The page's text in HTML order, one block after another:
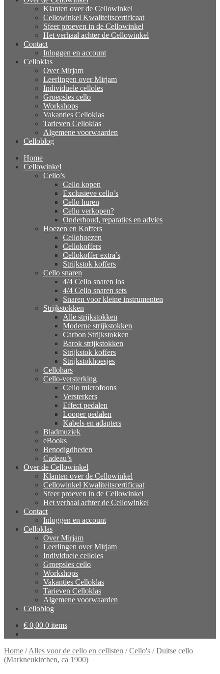
Klanten over de Cellowinkel
Cellowinkel Kwaliteitscertificaat
Sfeer proeven in de Cellowinkel
Het verhaal achter de Cellowinkel
Contact
Inloggen en account
Celloklas
Over Mirjam
Leerlingen over Mirjam
Individuele celloles
Groepsles cello
Workshops
Vakanties Celloklas
Tarieven Celloklas
Algemene voorwaarden
Celloblog
Home
Cellowinkel
Cello’s
Cello kopen
Exclusieve cello’s
Cello huren
Cello verkopen?
Onderhoud, reparaties en advies
Hoezen en Koffers
Cellohoezen
Cellokoffers
Cellokoffer extra’s
Strijkstok koffers
Cello snaren
4/4 Cello snaren los
4/4 Cello snaren sets
Snaren voor kleine instrumenten
Strijkstokken
Alle strijkstokken
Moderne strijkstokken
Carbon Strijkstokken
Barok strijkstokken
Strijkstok koffers
Strijkstokhoesjes
Cellohars
Cello-versterking
Cello microfoons
Versterkers
Effect pedalen
Looper pedalen
Kabels en adapters
Bladmuziek
eBooks
Benodigdheden
Cadeau’s
Over de Cellowinkel
Klanten over de Cellowinkel
Cellowinkel Kwaliteitscertificaat
Sfeer proeven in de Cellowinkel
Het verhaal achter de Cellowinkel
Contact
Inloggen en account
Celloklas
Over Mirjam
Leerlingen over Mirjam
Individuele celloles
Groepsles cello
Workshops
Vakanties Celloklas
Tarieven Celloklas
Algemene voorwaarden
Celloblog
€ 0,00 0 items
Home /Alles voor de cello en cellisten /Cello's /Duitse cello
(Markneukirchen, ca 1900)